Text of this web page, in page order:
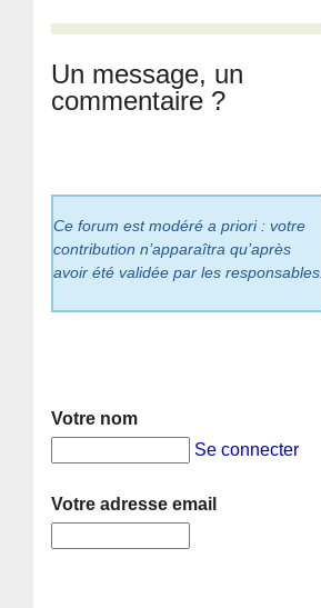
Un message, un
commentaire ?
Ce forum est modéré a priori : votre
contribution n’apparaîtra qu’après
avoir été validée par les responsables.
Votre nom
Se connecter
Votre adresse email